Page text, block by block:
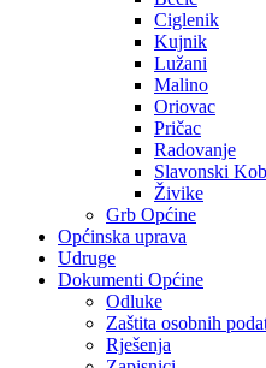
Ciglenik
Kujnik
Lužani
Malino
Oriovac
Pričac
Radovanje
Slavonski
Živike
Grb Općine
Općinska uprava
Udruge
Dokumenti Općine
Odluke
Zaštita osobnih
Rješenja